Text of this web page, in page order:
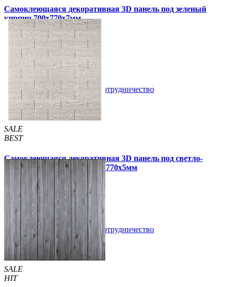
Самоклеющаяся декоративная 3D панель под зеленый
кирпич 700x770x7мм
105 грн /шт 163 грн/шт
5 отзывов
Купить В закладки Сотрудничество
SALE
BEST
Самоклеющаяся декоративная 3D панель под светло-
серый кирпич полоска 700x770x5мм
109 грн /шт 170 грн/шт
Купить В закладки Сотрудничество
SALE
HIT